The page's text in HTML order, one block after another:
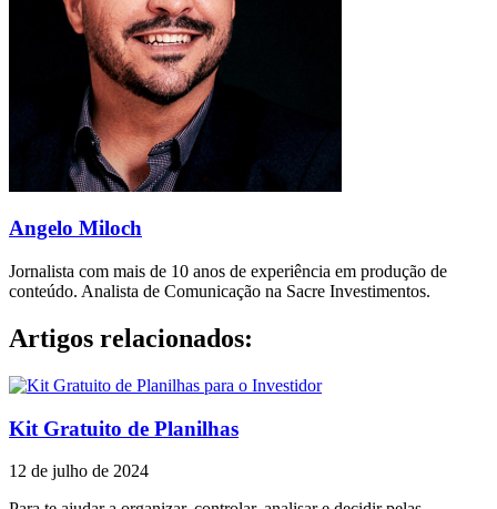
Angelo Miloch
Jornalista com mais de 10 anos de experiência em produção de
conteúdo. Analista de Comunicação na Sacre Investimentos.
Artigos relacionados:
Kit Gratuito de Planilhas
12 de julho de 2024